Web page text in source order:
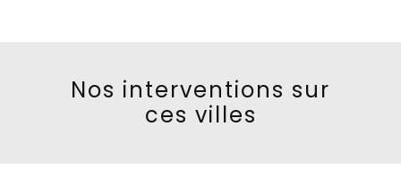
Nos interventions sur
ces villes